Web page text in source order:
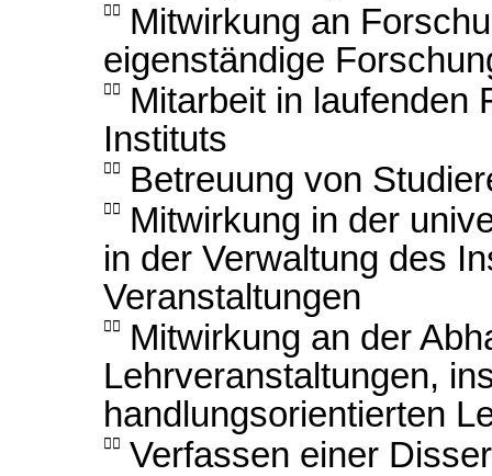

Mitwirkung an
eigenständige

Mitarbeit in laufenden
Instituts
 Betreuung von

Mitwirkung in der
in der Verwaltung des
Veranstaltungen

Mitwirkung an der
Lehrveranstaltungen,
handlungsorientierten

Verfassen einer